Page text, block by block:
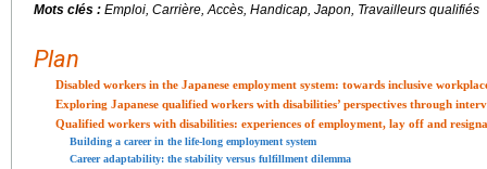
Mots clés : Emploi, Carrière, Accès, Handicap, Japon, Travailleurs qualifiés
Plan
Disabled workers in the Japanese employment system: towards inclusive
Exploring Japanese qualified workers with disabilities’ perspectives through
Qualified workers with disabilities: experiences of employment, lay off and
Building a career in the life-long employment system
Career adaptability: the stability versus fulfillment dilemma